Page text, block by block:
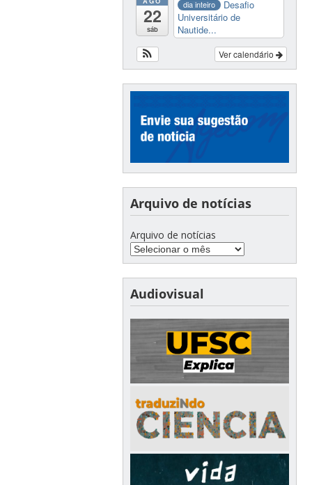
22
sáb
dia inteiro
Desafio
Universitário de
Nautide...
Ver calendário
Arquivo de notícias
Arquivo de notícias
Audiovisual